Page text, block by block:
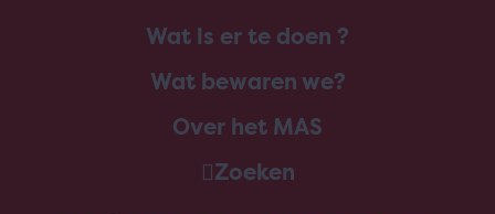
Wat is er te doen ?
Wat bewaren we?
Over het MAS
Zoeken